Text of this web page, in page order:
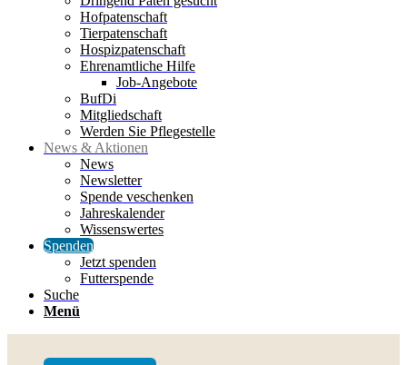
Hofpatenschaft
Tierpatenschaft
Hospizpatenschaft
Ehrenamtliche Hilfe
Job-Angebote
BufDi
Mitgliedschaft
Werden Sie Pflegestelle
News & Aktionen
News
Newsletter
Spende veschenken
Jahreskalender
Wissenswertes
Spenden
Jetzt spenden
Futterspende
Suche
Menü